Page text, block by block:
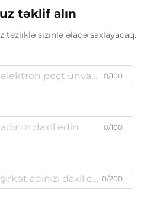
təklif alın
sizinlə əlaqə saxlayacaq.
0/100
0/100
0/200